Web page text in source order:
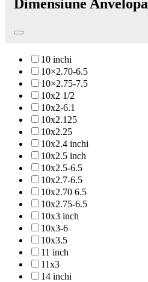
Dimensiune Anvelopa
10 inchi
10×2.70-6.5
10×2.75-7.5
10x2 1/2
10x2-6.1
10x2.125
10x2.25
10x2.4 inchi
10x2.5 inch
10x2.5-6.5
10x2.7-6.5
10x2.70 6.5
10x2.75-6.5
10x3 inch
10x3-6
10x3.5
11 inch
11x3
14 inchi